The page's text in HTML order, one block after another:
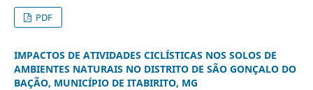
PDF
IMPACTOS DE ATIVIDADES CICLÍSTICAS NOS SOLOS DE
AMBIENTES NATURAIS NO DISTRITO DE SÃO GONÇALO DO
BAÇÃO, MUNICÍPIO DE ITABIRITO, MG